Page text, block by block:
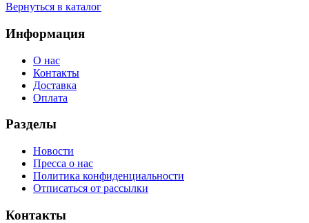
Вернуться в каталог
Информация
О нас
Контакты
Доставка
Оплата
Разделы
Новости
Пресса о нас
Политика конфиденциальности
Отписаться от рассылки
Контакты